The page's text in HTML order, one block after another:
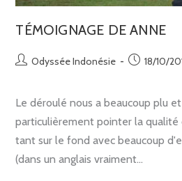
TÉMOIGNAGE DE ANNE
Odyssée Indonésie 18/10/
Le déroulé nous a beaucoup plu
particulièrement pointer la qualité
tant sur le fond avec beaucoup
(dans un anglais vraiment…